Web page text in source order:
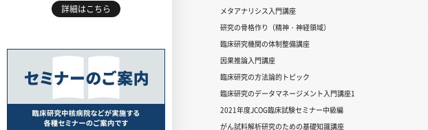
詳細はこちら
メタアナリシス入門講座
研究の骨格作り（精神・神経領域）
臨床研究機関の体制整備講座
因果推論入門講座
臨床研究の方法論的トピック
臨床研究のデータマネージメント入門講座1
2021年度JCOG臨床試験セミナー中級編
がん試料解析研究のための基礎知識講座